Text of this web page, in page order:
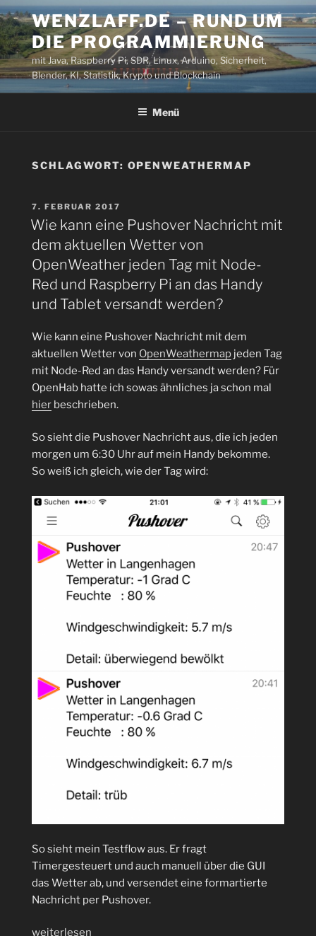
Zum
Inhalt
springen
WENZLAFF.DE – RUND UM
DIE PROGRAMMIERUNG
mit Java, Raspberry Pi, SDR, Linux, Arduino, Sicherheit,
Blender, KI, Statistik, Krypto und Blockchain
Menü
SCHLAGWORT: OPENWEATHERMAP
VERÖFFENTLICHT
AM
7. FEBRUAR 2017
Wie kann eine Pushover Nachricht mit
dem aktuellen Wetter von
OpenWeather jeden Tag mit Node-
Red und Raspberry Pi an das Handy
und Tablet versandt werden?
Wie kann eine Pushover Nachricht mit dem
aktuellen Wetter von OpenWeathermap jeden Tag
mit Node-Red an das Handy versandt werden? Für
OpenHab hatte ich sowas ähnliches ja schon mal
hier beschrieben.
So sieht die Pushover Nachricht aus, die ich jeden
morgen um 6:30 Uhr auf mein Handy bekomme.
So weiß ich gleich, wie der Tag wird:
So sieht mein Testflow aus. Er fragt
Timergesteuert und auch manuell über die GUI
das Wetter ab, und versendet eine formartierte
Nachricht per Pushover.
„Wie
weiterlesen